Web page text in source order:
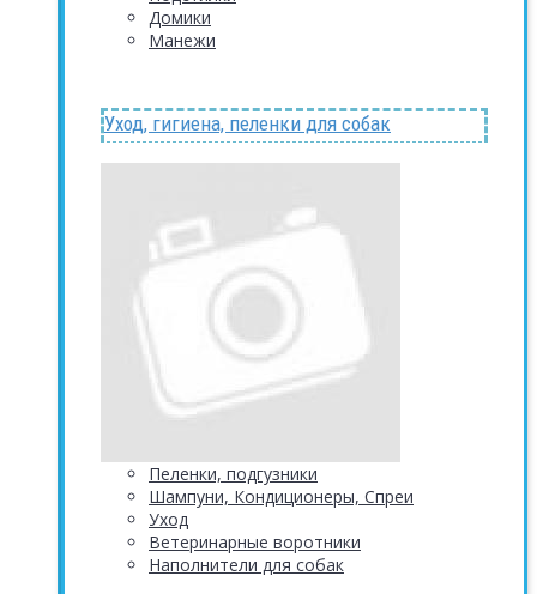
Домики
Манежи
Уход, гигиена, пеленки для собак
Пеленки, подгузники
Шампуни, Кондиционеры, Спреи
Уход
Ветеринарные воротники
Наполнители для собак